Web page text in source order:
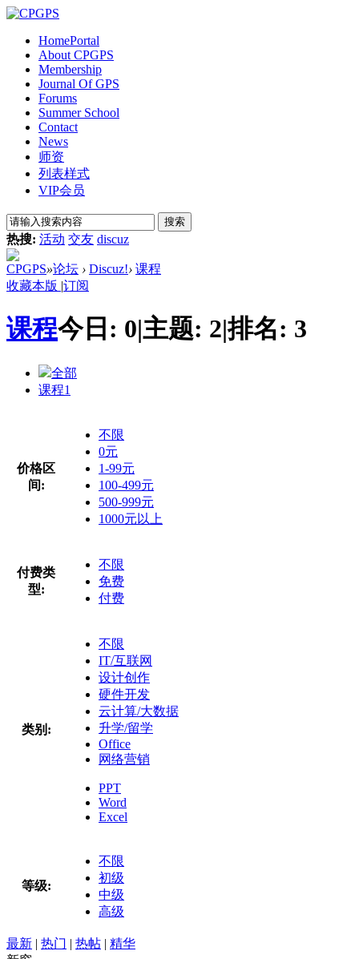
HomePortal
About CPGPS
Membership
Journal Of GPS
Forums
Summer School
Contact
News
师资
列表样式
VIP会员
搜索
热搜: 活动 交友 discuz
CPGPS»论坛 › Discuz!› 课程
收藏本版 |订阅
课程今日: 0|主题: 2|排名: 3
全部
课程1
价格区
间:
不限
0元
1-99元
100-499元
500-999元
1000元以上
付费类
型:
不限
免费
付费
类别:
不限
IT/互联网
设计创作
硬件开发
云计算/大数据
升学/留学
Office
网络营销
PPT
Word
Excel
等级:
不限
初级
中级
高级
最新 | 热门 | 热帖 | 精华